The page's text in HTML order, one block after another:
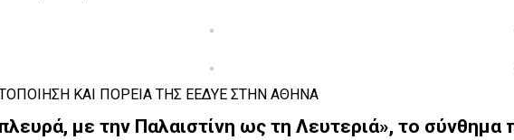
ΚΑΙ ΠΟΡΕΙΑ ΤΗΣ ΕΕΔΥΕ ΣΤΗΝ ΑΘΗΝΑ
με την Παλαιστίνη ως τη Λευτεριά», το